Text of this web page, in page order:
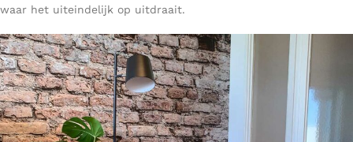
waar het uiteindelijk op uitdraait.